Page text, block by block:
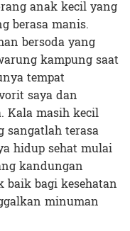
anak kecil yang
berasa manis.
bersoda yang
kampung saat
tempat
saya dan
Kala masih kecil
sangatlah terasa
hidup sehat mulai
kandungan
bagi kesehatan
minuman